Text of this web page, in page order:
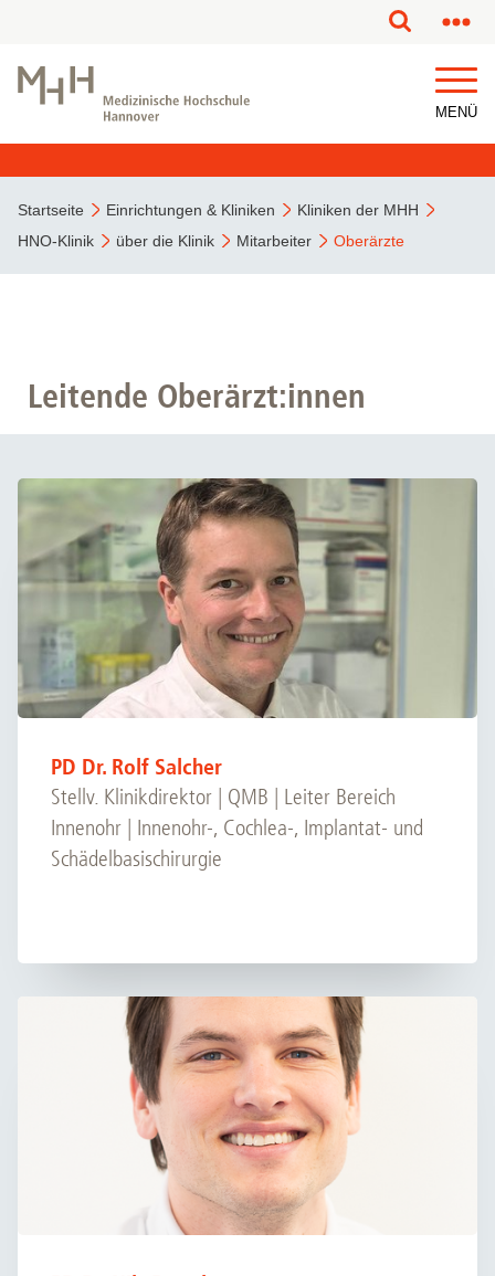
MENÜ
Startseite Einrichtungen & Kliniken
Kliniken der MHH
HNO-Klinik
über die Klinik Mitarbeiter Oberärzte
Leitende Oberärzt:innen
PD Dr. Rolf Salcher
Stellv. Klinikdirektor | QMB | Leiter Bereich
Innenohr | Innenohr-, Cochlea-, Implantat- und
Schädelbasischirurgie